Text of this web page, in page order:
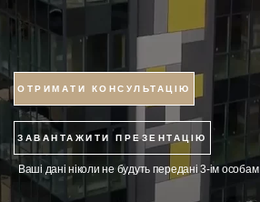
ОТРИМАТИ КОНСУЛЬТАЦІЮ
ЗАВАНТАЖИТИ ПРЕЗЕНТАЦІЮ
Ваші дані ніколи не будуть передані 3-ім особам
SCROLL DOWN